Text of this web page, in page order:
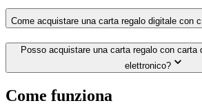
Come acquistare una carta regalo digitale con
Posso acquistare una carta regalo con carta
elettronico?
Come funziona